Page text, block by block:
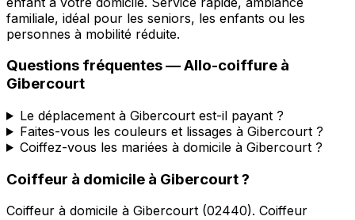
familiale, idéal pour les seniors, les enfants ou les
personnes à mobilité réduite.
Questions fréquentes —Allo-coiffure à
Gibercourt
Le déplacement à Gibercourt est-il payant ?
Faites-vous les couleurs et lissages à Gibercourt ?
Coiffez-vous les mariées à domicile à Gibercourt ?
Coiffeur à domicile à Gibercourt?
Coiffeur à domicile à Gibercourt (02440). Coiffeur